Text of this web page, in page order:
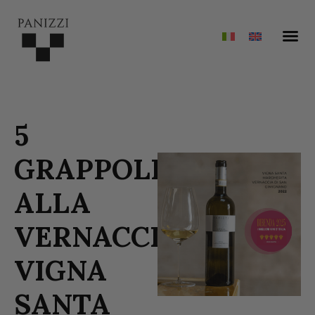
5
GRAPPOLI
ALLA
VERNACCIA
VIGNA
SANTA